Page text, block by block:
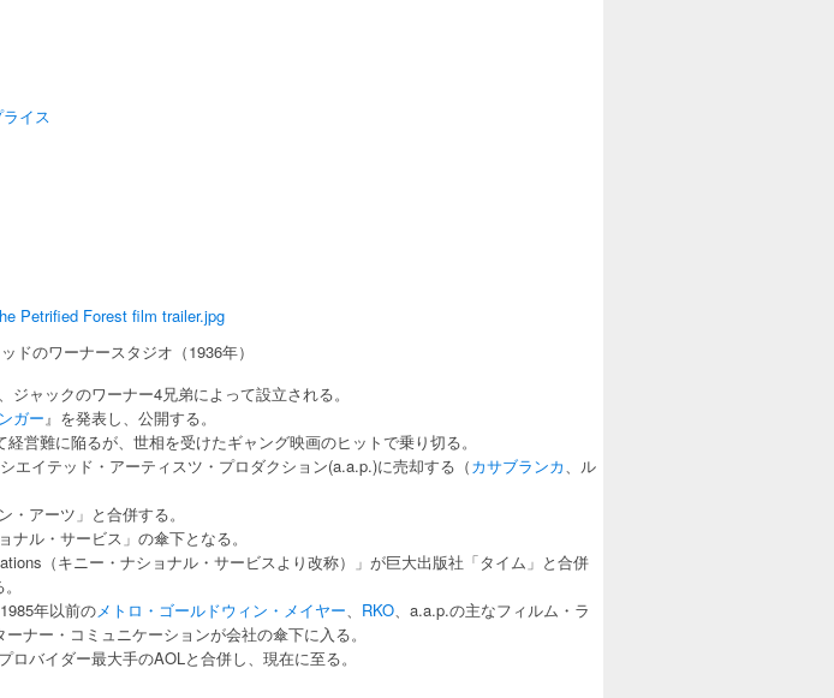
イス
Petrified Forest film trailer.jpg
ドのワーナースタジオ（1936年）
ャックのワーナー4兄弟によって設立される。
ガー』を発表し、公開する。
営難に陥るが、世相を受けたギャング映画のヒットで乗り切る。
エイテッド・アーティスツ・プロダクション(a.a.p.)に売却する（カサブランカ、ル
アーツ」と合併する。
ル・サービス」の傘下となる。
（キニー・ナショナル・サービスより改称）」が巨大出版社「タイム」と合併
年以前のメトロ・ゴールドウィン・メイヤー、 RKO、a.a.p.の主なフィルム・ラ
ナー・コミュニケーションが会社の傘下に入る。
バイダー最大手のAOLと合併し、現在に至る。